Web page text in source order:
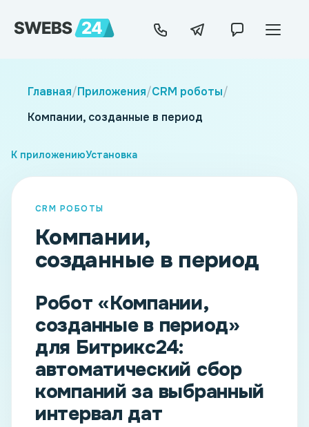
Главная/Приложения/CRM роботы/
Компании, созданные в период
К приложениюУстановка
CRM РОБОТЫ
Компании,
созданные в период
Робот «Компании,
созданные в период»
для Битрикс24:
автоматический сбор
компаний за выбранный
интервал дат